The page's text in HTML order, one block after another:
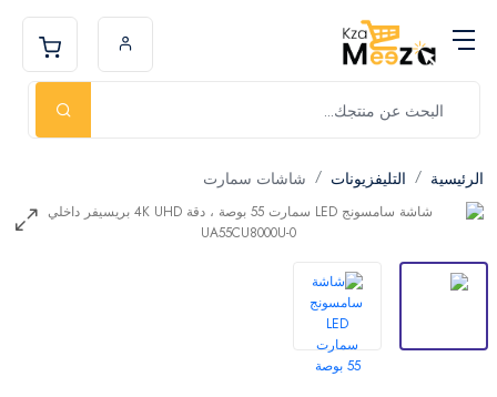
الرئيسية التليفزيونات شاشات سمارت